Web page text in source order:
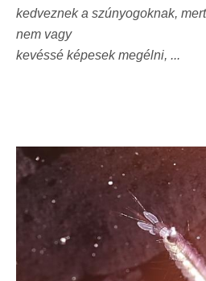
kedveznek a szúnyogoknak,
nem vagy
kevéssé képesek megélni, ...